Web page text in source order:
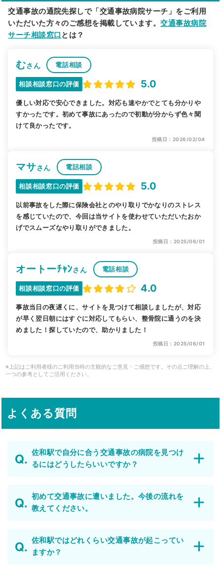
交通事故の通院先探しで「交通事故病院サーチ」をご利用
いただいた方々のご感想を掲載しています。交通事故病院
サーチ相談窓口 とは？
むさん 電話相談
相談相談窓口の評価 5.0
優しい対応で安心できました。対応も速やかでとても分かりや
すかったです。初めて事故にあったので初動が分からず色々聞
けて良かったです。
投稿日：2026/02/04
マサさん 電話相談
相談相談窓口の評価 5.0
以前事故をした際に保険会社とのやり取りでかなりのストレス
を感じていたので、今回は当サイトを使わせていただいたおか
げでスムーズなやり取りができました。
投稿日：2025/06/01
オートーﾁｬﾝさん 電話相談
相談相談窓口の評価 4.0
事故当日の夜遅くに、サイトを見つけて相談しましたが、対応
が早く翌日朝にはすぐに対応してもらい、整骨院に通うのを決
めました！探していたので、助かりました！
投稿日：2025/06/01
※上記はご利用者様のご利用当時の主観的なご意見・ご感想です。その点ご理解の上、
一つの参考としてご活用ください。
よくある質問
佐和駅で自分に合う交通事故の病院を見つけ
るにはどうしたらいいですか？
初めて交通事故に遭いました。今後の流れを
教えてください。
佐和駅ではどれくらい交通事故が起こってい
ますか？